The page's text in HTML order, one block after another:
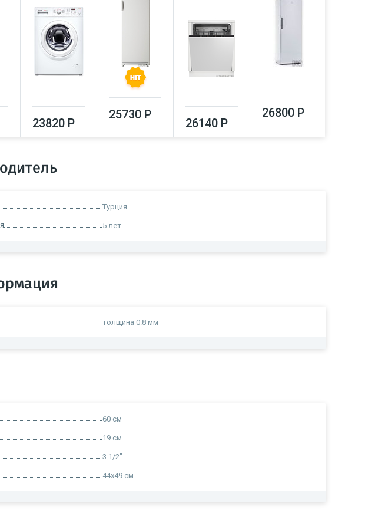
23820 Р
25730 Р
26140 Р
26800 Р
Турция
5 лет
толщина 0.8 мм
60 см
19 см
3 1/2"
44х49 см